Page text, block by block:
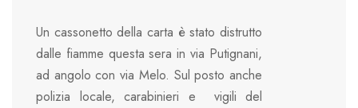
Un cassonetto della carta è stato distrutto
dalle fiamme questa sera in via Putignani,
ad angolo con via Melo. Sul posto anche
polizia locale, carabinieri e vigili del